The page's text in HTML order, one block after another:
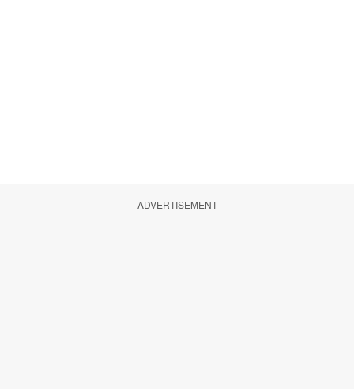
ADVERTISEMENT